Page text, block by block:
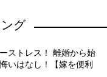
グ
ストレス！ 離婚から始
いはなし！【嫁を便利